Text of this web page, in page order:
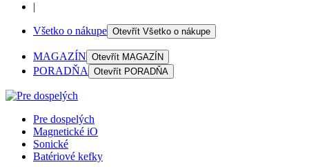
|
Všetko o nákupe Otevřít Všetko o nákupe
MAGAZÍN Otevřít MAGAZÍN
PORADŇA Otevřít PORADŇA
Pre dospelých
Magnetické iO
Sonické
Batériové kefky